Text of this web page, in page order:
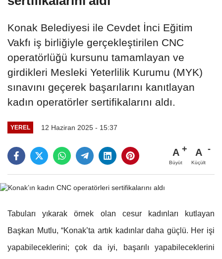
Konak Belediyesi ile Cevdet İnci Eğitim
Vakfı iş birliğiyle gerçekleştirilen CNC
operatörlüğü kursunu tamamlayan ve
girdikleri Mesleki Yeterlilik Kurumu (MYK)
sınavını geçerek başarılarını kanıtlayan
kadın operatörler sertifikalarını aldı.
YEREL 12 Haziran 2025 - 15:37
A
Büyüt
A
Küçült
Tabuları yıkarak örnek olan cesur kadınları kutlayan
Başkan Mutlu, “Konak’ta artık kadınlar daha güçlü. Her işi
yapabileceklerini; çok da iyi, başarılı yapabileceklerini